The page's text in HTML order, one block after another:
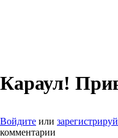
Караул!
Войдите или
комментарии